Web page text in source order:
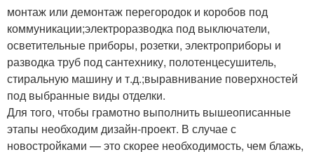
монтаж или демонтаж перегородок и коробов под
коммуникации;электроразводка под выключатели,
осветительные приборы, розетки, электроприборы и
разводка труб под сантехнику, полотенцесушитель,
стиральную машину и т.д.;выравнивание поверхностей
под выбранные виды отделки.
Для того, чтобы грамотно выполнить вышеописанные
этапы необходим дизайн-проект. В случае с
новостройками — это скорее необходимость, чем блажь,